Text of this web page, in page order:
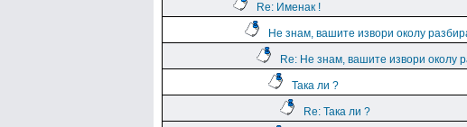
Re: Именак !
Не знам, вашите извори околу
Re: Не знам, вашите извори околу
Така ли ?
Re: Така ли ?